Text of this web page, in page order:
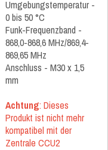
Umgebungstemperatur -
0 bis 50 °C
Funk-Frequenzband -
868,0-868,6 MHz/869,4-
869,65 MHz
Anschluss - M30 x 1,5
mm
Achtung: Dieses
Produkt ist nicht mehr
kompatibel mit der
Zentrale CCU2